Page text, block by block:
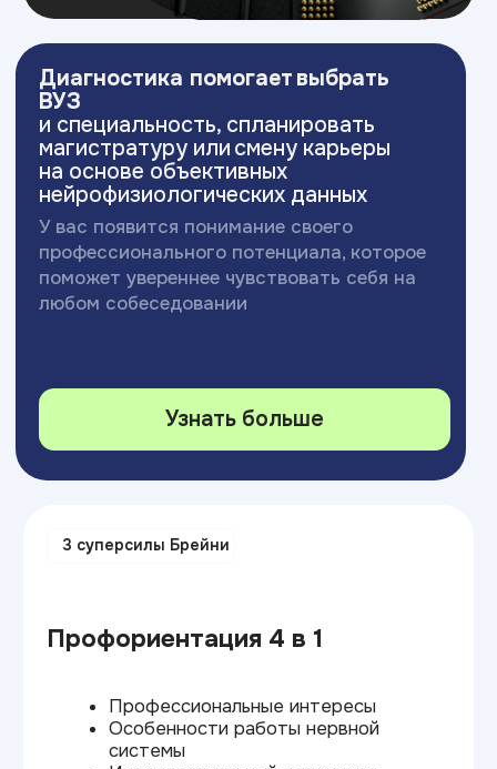
Разработка сайта
Политика конфиденциальности
Сведения об образовательной организации
Московский Международный Университет
Информационных Технологий “Академия
ТОП” ИНН 9715452770